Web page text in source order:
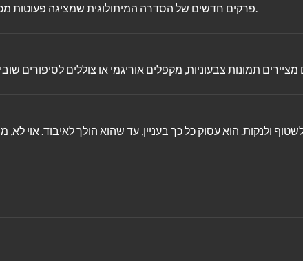
פרקים חדשים של הסדרה המיתולוגית שמציגה פעוטות מכל העולם מגלים דברים נפלאים כמו מוזיקה, צבעים, צורות ומשחקים.